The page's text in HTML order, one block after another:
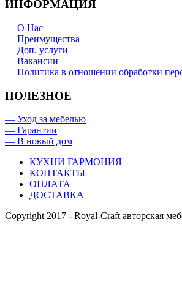
ИНФОРМАЦИЯ
— О Нас
— Преимущества
— Доп. услуги
— Вакансии
— Политика в отношении обработки
ПОЛЕЗНОЕ
— Уход за мебелью
— Гарантии
— В новый дом
КУХНИ ГАРМОНИЯ
КОНТАКТЫ
ОПЛАТА
ДОСТАВКА
Copyright 2017 - Royal-Craft авторская